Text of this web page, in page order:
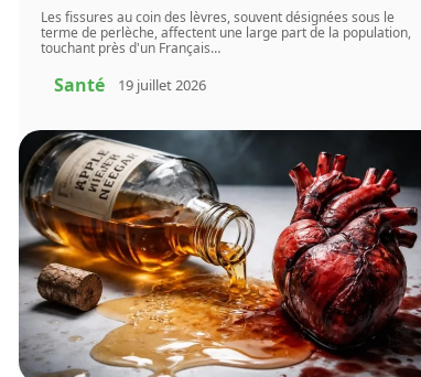
Les fissures au coin des lèvres, souvent désignées sous le
terme de perlèche, affectent une large part de la population,
touchant près d'un Français…
Santé 19 juillet 2026